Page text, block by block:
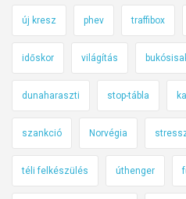
új kresz phev traffibox
időskor világítás
dunaharaszti stop-tábla
szankció Norvégia
téli felkészülés úthenger